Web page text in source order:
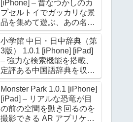
[iPhone] – 昔なつかしのカ
プセルトイでガッカリな景
品を集めて遊ぶ、あの名作
が進化して帰ってきた
小学館 中日・日中辞典（第
3版） 1.0.1 [iPhone] [iPad]
– 強力な検索機能を搭載、
定評ある中国語辞典を収録
した電子辞典アプリケーシ
ョン
Monster Park 1.0.1 [iPhone]
[iPad] – リアルな恐竜が目
の前の空間を動き回るのを
撮影できる AR アプリケー